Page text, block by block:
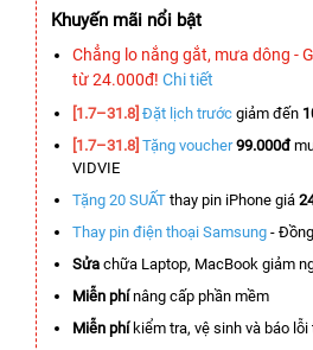
Khuyến mãi nổi bật
Chẳng lo nắng gắt, mưa dông -
từ 24.000đ! Chi tiết
[1.7–31.8] Đặt lịch trước giảm đến
[1.7–31.8] Tặng voucher 99.000đ
VIDVIE
Tặng 20 SUẤT thay pin iPhone giá
Thay pin điện thoại Samsung -
Sửa chữa Laptop, MacBook giảm
Miễn phínâng cấp phần mềm
Miễn phíkiểm tra, vệ sinh và báo lỗi